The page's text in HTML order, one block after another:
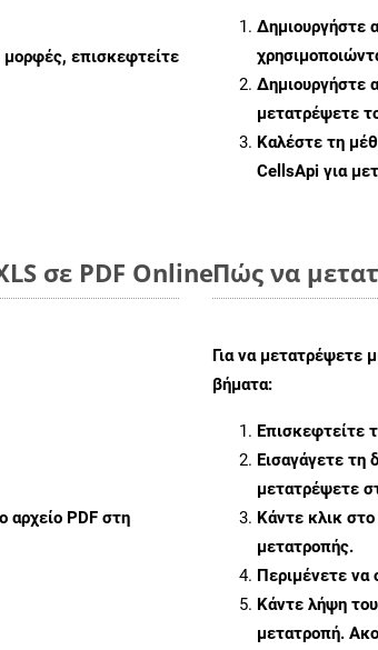
μορφές, επισκεφτείτε
Δημιουργήστε
Δημιουργήστε
μετατρέψετε
Καλέστε τη
CellsApi για
σε PDF Online
αρχείο PDF στη
Πώς να
Για να μετατρέψετε
βήματα:
Επισκεφτείτε
Εισαγάγετε τη
μετατρέψετε
Κάντε κλικ
μετατροπής.
Περιμένετε να
Κάντε λήψη
μετατροπή.